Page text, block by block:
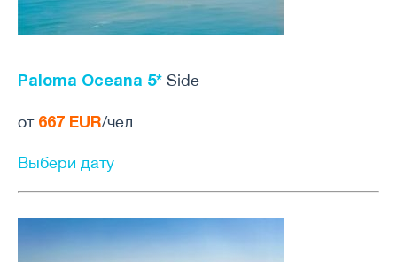
Paloma Oceana 5* Side
от 667 EUR/чел
Выбери дату